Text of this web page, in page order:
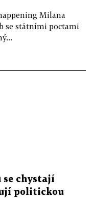
Milana
se státními poctami
se chystají
politickou